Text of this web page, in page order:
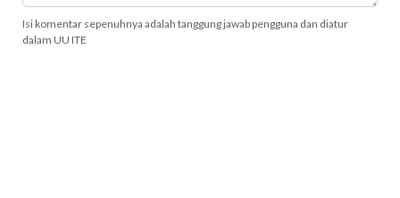
Isi komentar sepenuhnya adalah tanggung jawab pengguna dan diatur
dalam UU ITE